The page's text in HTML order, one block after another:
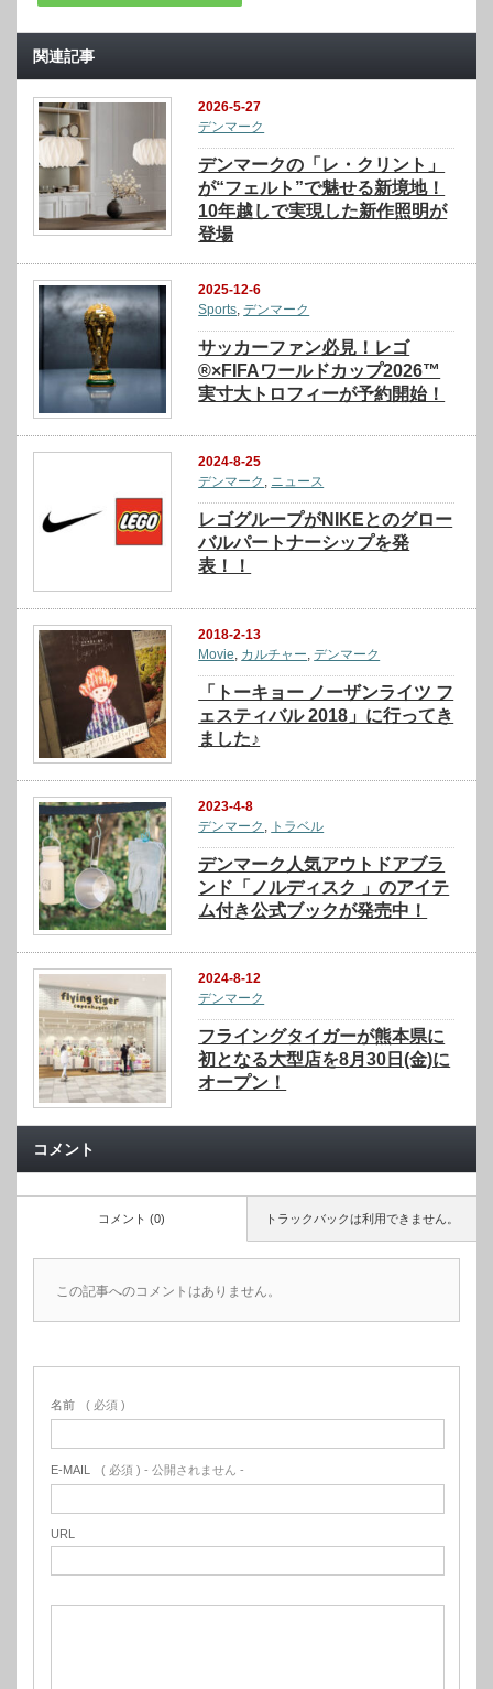
関連記事
2026-5-27
デンマーク
デンマークの「レ・クリント」
が“フェルト”で魅せる新境地！
10年越しで実現した新作照明が
登場
2025-12-6
Sports,デンマーク
サッカーファン必見！レゴ
®×FIFAワールドカップ2026™
実寸大トロフィーが予約開始！
2024-8-25
デンマーク , ニュース
レゴグループがNIKEとのグロー
バルパートナーシップを発
表！！
2018-2-13
Movie カルチャー ,デンマーク
「トーキョー ノーザンライツ フ
ェスティバル 2018」に行ってき
ました♪
2023-4-8
デンマーク , トラベル
デンマーク人気アウトドアブラ
ンド「ノルディスク 」のアイテ
ム付き公式ブックが発売中！
2024-8-12
デンマーク
フライングタイガーが熊本県に
初となる大型店を8月30日(金)に
オープン！
コメント
トラックバックは利用できません。
コメント (0)
この記事へのコメントはありません。
名前 ( 必須 )
E-MAIL ( 必須 ) - 公開されません -
URL